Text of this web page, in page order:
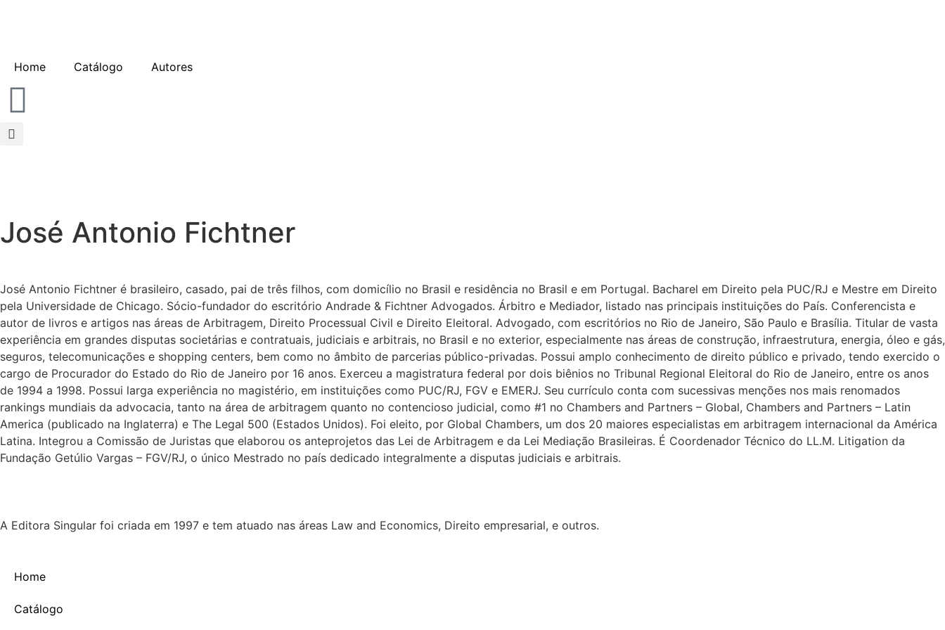
Home Catálogo Autores
José Antonio Fichtner
José Antonio Fichtner é brasileiro, casado, pai de três filhos, com domicílio no Brasil e residência no Brasil e em Portugal. Bacharel em Direito pela PUC/RJ e Mestre em Direito
pela Universidade de Chicago. Sócio-fundador do escritório Andrade & Fichtner Advogados. Árbitro e Mediador, listado nas principais instituições do País. Conferencista e
autor de livros e artigos nas áreas de Arbitragem, Direito Processual Civil e Direito Eleitoral. Advogado, com escritórios no Rio de Janeiro, São Paulo e Brasília. Titular de vasta
experiência em grandes disputas societárias e contratuais, judiciais e arbitrais, no Brasil e no exterior, especialmente nas áreas de construção, infraestrutura, energia, óleo e gás,
seguros, telecomunicações e shopping centers, bem como no âmbito de parcerias público-privadas. Possui amplo conhecimento de direito público e privado, tendo exercido o
cargo de Procurador do Estado do Rio de Janeiro por 16 anos. Exerceu a magistratura federal por dois biênios no Tribunal Regional Eleitoral do Rio de Janeiro, entre os anos
de 1994 a 1998. Possui larga experiência no magistério, em instituições como PUC/RJ, FGV e EMERJ. Seu currículo conta com sucessivas menções nos mais renomados
rankings mundiais da advocacia, tanto na área de arbitragem quanto no contencioso judicial, como #1 no Chambers and Partners – Global, Chambers and Partners – Latin
America (publicado na Inglaterra) e The Legal 500 (Estados Unidos). Foi eleito, por Global Chambers, um dos 20 maiores especialistas em arbitragem internacional da América
Latina. Integrou a Comissão de Juristas que elaborou os anteprojetos das Lei de Arbitragem e da Lei Mediação Brasileiras. É Coordenador Técnico do LL.M. Litigation da
Fundação Getúlio Vargas – FGV/RJ, o único Mestrado no país dedicado integralmente a disputas judiciais e arbitrais.
A Editora Singular foi criada em 1997 e tem atuado nas áreas Law and Economics, Direito empresarial, e outros.
Home
Catálogo